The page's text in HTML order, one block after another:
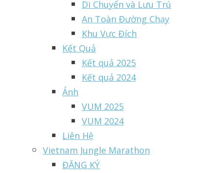
Di Chuyển và Lưu Trú
An Toàn Đường Chạy
Khu Vực Đích
Kết Quả
Kết quả 2025
Kết quả 2024
Ảnh
VUM 2025
VUM 2024
Liên Hệ
Vietnam Jungle Marathon
ĐĂNG KÝ